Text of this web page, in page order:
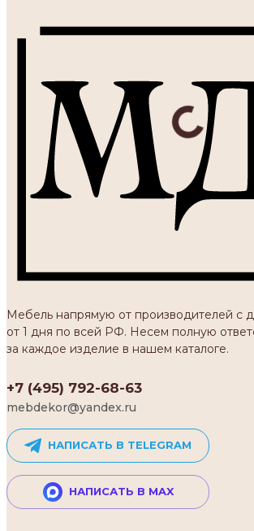
Мебель напрямую от производителей с
от 1 дня по всей РФ. Несем полную
за каждое изделие в нашем каталоге.
+7 (495) 792-68-63
mebdekor@yandex.ru
НАПИСАТЬ В TELEGRAM
НАПИСАТЬ В MAX